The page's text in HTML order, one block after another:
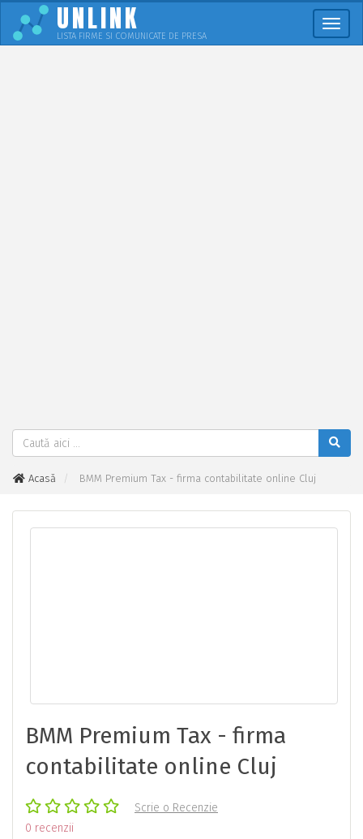
UNLINK
LISTA FIRME SI COMUNICATE DE PRESA
Acasă BMM Premium Tax - firma contabilitate online Cluj
BMM Premium Tax - firma
contabilitate online Cluj
Scrie o Recenzie
0 recenzii